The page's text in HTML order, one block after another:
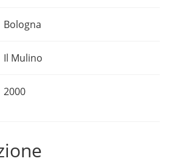
Bologna
Il Mulino
2000